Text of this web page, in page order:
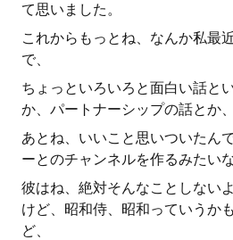
て思いました。
これからもっとね、なんか私最
で、
ちょっといろいろと面白い話と
か、パートナーシップの話とか、
あとね、いいこと思いついたん
ーとのチャンネルを作るみたいな
彼はね、絶対そんなことしない
けど、昭和侍、昭和っていうか
ど、